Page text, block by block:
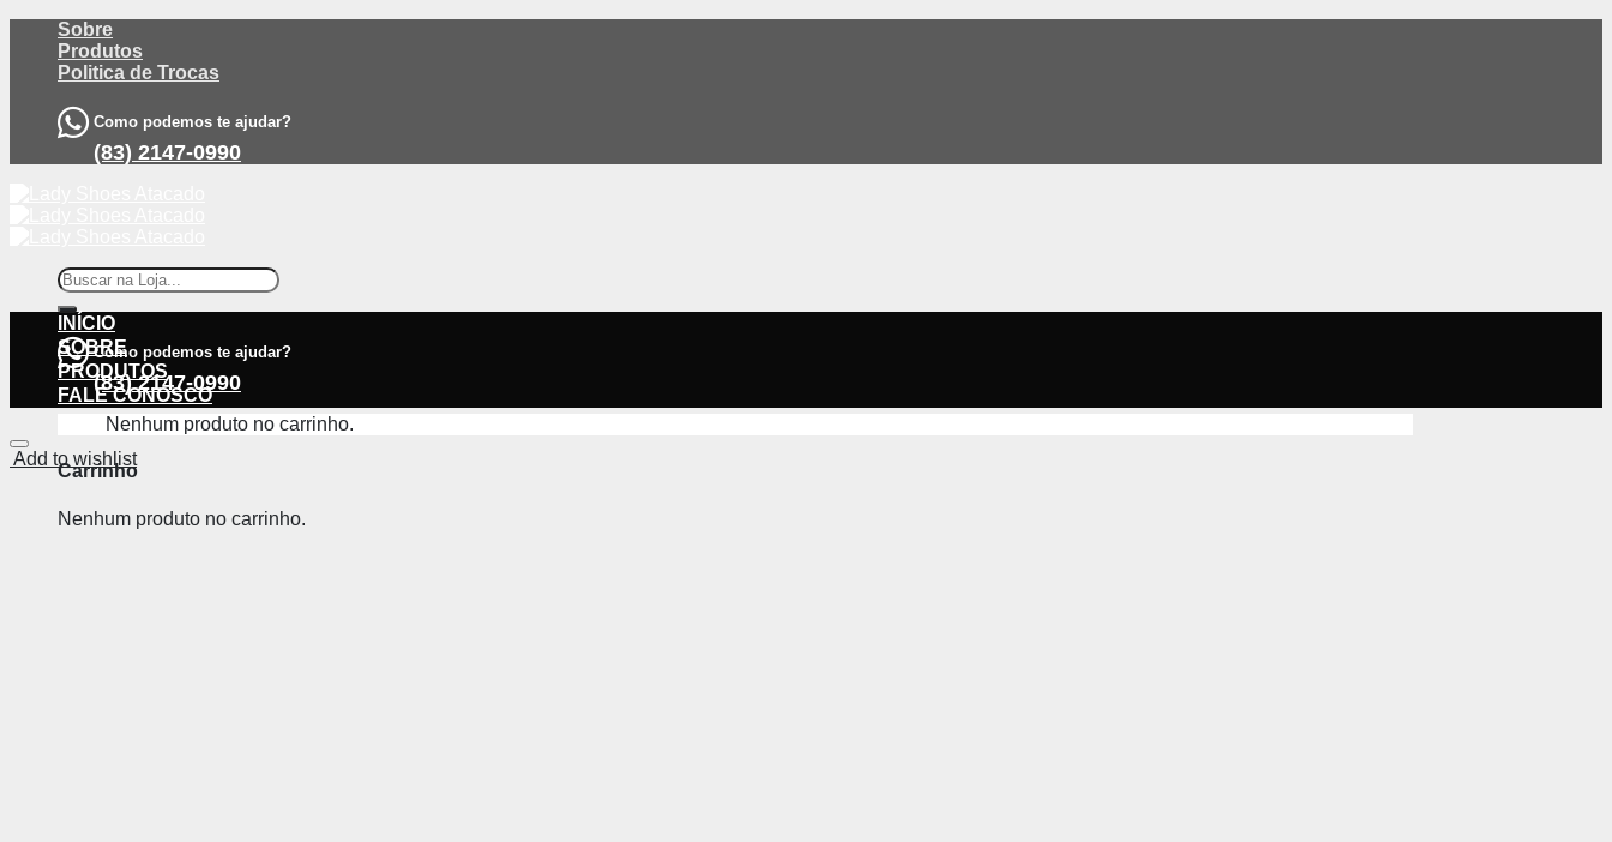
content
Sobre
Produtos
Politica de Trocas
Como podemos te ajudar?
(83) 2147-0990
Pesquisar
por:
Como podemos te ajudar?
(83) 2147-0990
Nenhum produto no carrinho.
Carrinho
Nenhum produto no carrinho.
INÍCIO
SOBRE
PRODUTOS
FALE CONOSCO
Add to wishlist